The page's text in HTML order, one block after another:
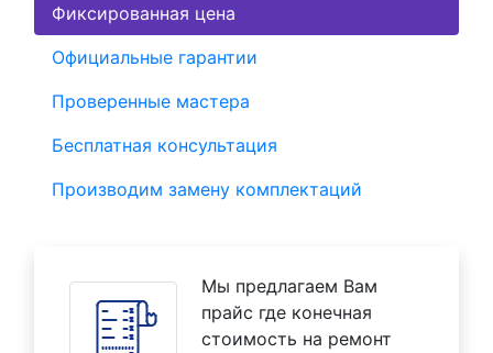
Фиксированная цена
Официальные гарантии
Проверенные мастера
Бесплатная консультация
Производим замену комплектаций
Мы предлагаем Вам
прайс где конечная
стоимость на ремонт